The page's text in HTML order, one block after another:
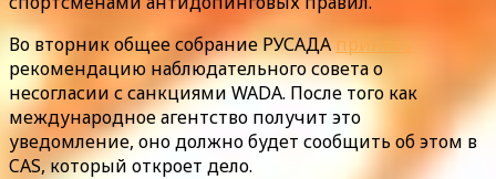
Во вторник общее собрание РУСАДАприняло
рекомендацию наблюдательного совета о
несогласии с санкциями WADA. После того как
международное агентство получит это
уведомление, оно должно будет сообщить об этом в
CAS, который откроет дело.